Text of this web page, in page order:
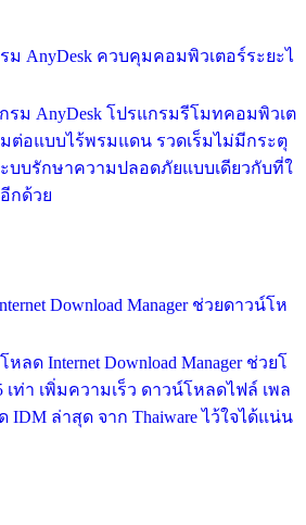
ม AnyDesk ควบคุมคอมพิวเตอร์ระยะไ
รม AnyDesk โปรแกรมรีโมทคอมพิวเต
ต่อแบบไร้พรมแดน รวดเร็มไม่มีกระตุ
บบรักษาความปลอดภัยแบบเดียวกับที่ใ
กด้วย
Download Manager ช่วยดาวน์โห
ลด Internet Download Manager ช่วยโ
เท่า เพิ่มความเร็ว ดาวน์โหลดไฟล์ เพล
IDM ล่าสุด จาก Thaiware ไว้ใจได้แน่น